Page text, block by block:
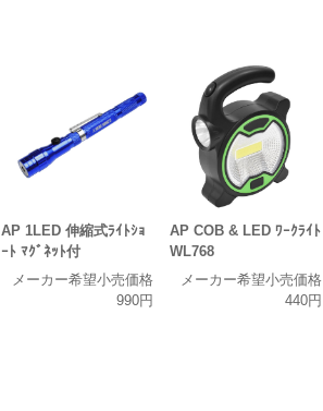
AP 1LED 伸縮式ﾗｲﾄｼｮ
ｰﾄ ﾏｸﾞﾈｯﾄ付
メーカー希望小売価格
990円
AP COB & LED ﾜｰｸﾗｲﾄ
WL768
メーカー希望小売価格
440円